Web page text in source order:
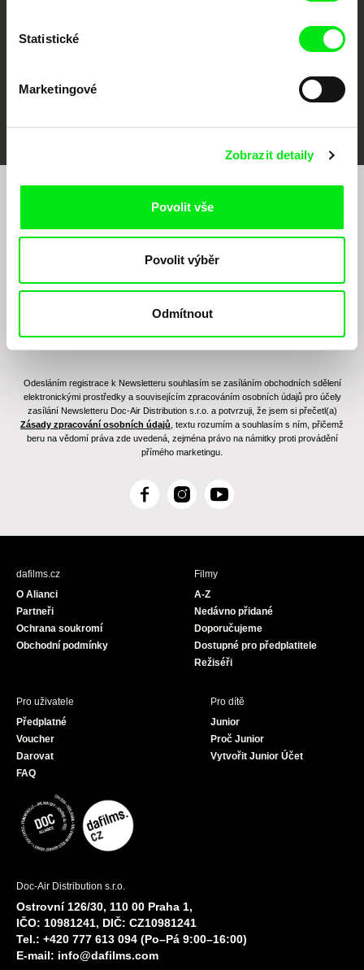
Statistické
Marketingové
Zobrazit detaily
Povolit vše
Povolit výběr
Odmítnout
Chcete být pravidelně informováni o našem
filmovém programu?
Odesláním registrace k Newsletteru souhlasím se zasíláním obchodních sdělení
elektronickými prostředky a souvisejícím zpracováním osobních údajů pro účely
zasílání Newsletteru Doc-Air Distribution s.r.o. a potvrzuji, že jsem si přečetl(a)
Zásady zpracování osobních údajů , textu rozumím a souhlasím s ním, přičemž
beru na vědomí práva zde uvedená, zejména právo na námitky proti provádění
přímého marketingu.
F
c
I
s
Y
u
dafilms.cz
O Alianci
Partneři
Ochrana soukromí
Obchodní podmínky
Filmy
A-Z
Nedávno přidané
Doporučujeme
Dostupné pro předplatitele
Režiséři
Pro uživatele
Předplatné
Voucher
Darovat
FAQ
Pro dítě
Junior
Proč Junior
Vytvořit Junior Účet
Doc-Air Distribution s.r.o.
Ostrovní 126/30, 110 00 Praha 1,
IČO: 10981241, DIČ: CZ10981241
Tel.: +420 777 613 094 (Po–Pá 9:00–16:00)
E-mail: info@dafilms.com